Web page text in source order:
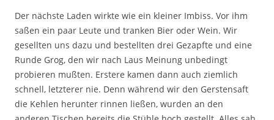
Der nächste Laden wirkte wie ein kleiner Imbiss. Vor ihm
saßen ein paar Leute und tranken Bier oder Wein. Wir
gesellten uns dazu und bestellten drei Gezapfte und eine
Runde Grog, den wir nach Laus Meinung unbedingt
probieren mußten. Erstere kamen dann auch ziemlich
schnell, letzterer nie. Denn während wir den Gerstensaft
die Kehlen herunter rinnen ließen, wurden an den